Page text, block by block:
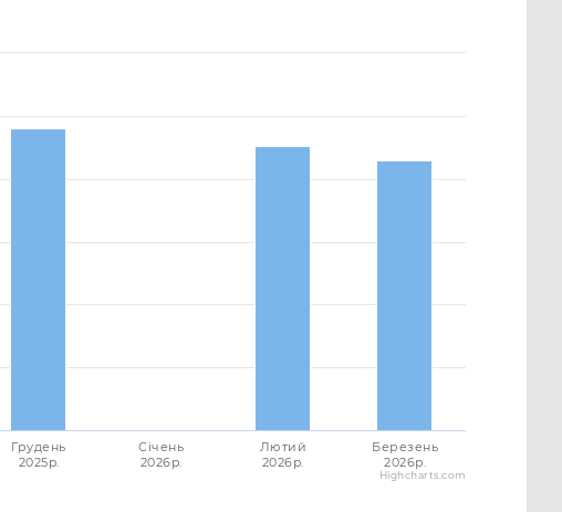
Грудень
2025p.
Січень
2026p.
Лютий
2026p.
Березень
2026p.
Highcharts.com